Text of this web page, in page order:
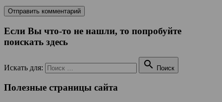
Если Вы что-то не нашли, то попробуйте
поискать здесь
Искать для:  Поиск
Полезные страницы сайта